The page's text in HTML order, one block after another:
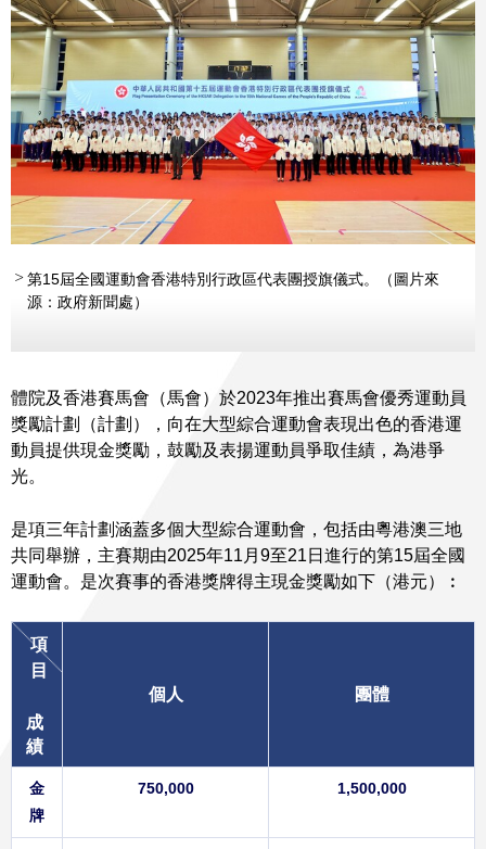
第15屆全國運動會香港特別行政區代表團授旗儀式。（圖片來
源：政府新聞處）
體院及香港賽馬會（馬會）於2023年推出賽馬會優秀運動員
獎勵計劃（計劃），向在大型綜合運動會表現出色的香港運
動員提供現金獎勵，鼓勵及表揚運動員爭取佳績，為港爭
光。
是項三年計劃涵蓋多個大型綜合運動會，包括由粵港澳三地
共同舉辦，主賽期由2025年11月9至21日進行的第15屆全國
運動會。是次賽事的香港獎牌得主現金獎勵如下（港元）︰
項
目
成
績
個人 團體
金
牌
750,000 1,500,000